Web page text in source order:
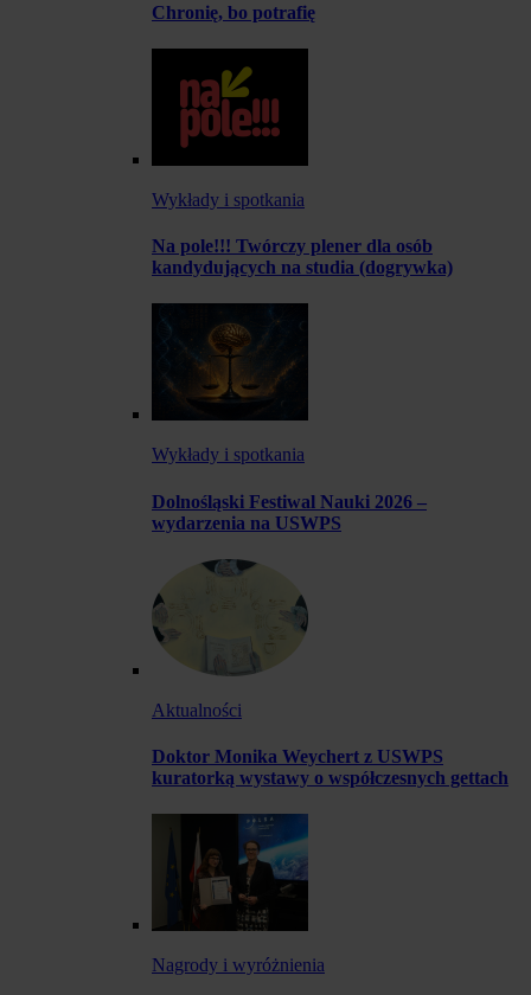
Chronię, bo potrafię
Wykłady i spotkania
Na pole!!! Twórczy plener dla osób
kandydujących na studia (dogrywka)
Wykłady i spotkania
Dolnośląski Festiwal Nauki 2026 –
wydarzenia na USWPS
Aktualności
Doktor Monika Weychert z USWPS
kuratorką wystawy o współczesnych gettach
Nagrody i wyróżnienia